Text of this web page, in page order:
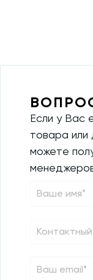
Если у Вас
товара или
можете